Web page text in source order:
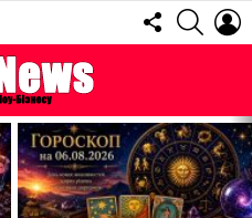
FOLLOW
US